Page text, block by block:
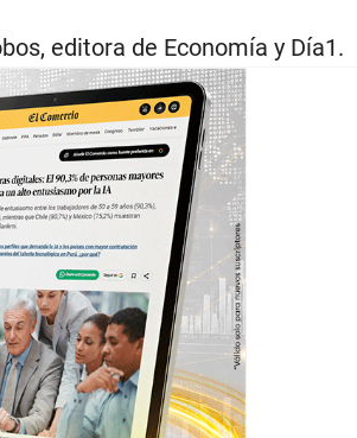
editora de Economía y Día1.